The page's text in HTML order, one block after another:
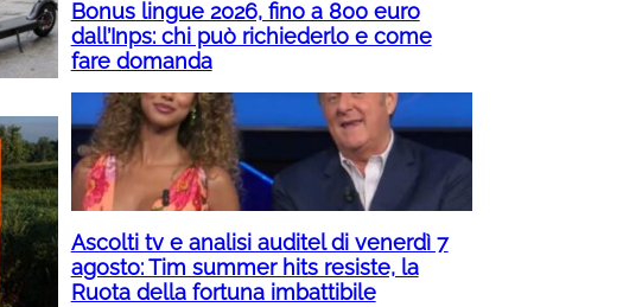
Bonus lingue 2026, fino a 800 euro
dall’Inps: chi può richiederlo e come
fare domanda
Ascolti tv e analisi auditel di venerdì 7
agosto: Tim summer hits resiste, la
Ruota della fortuna imbattibile